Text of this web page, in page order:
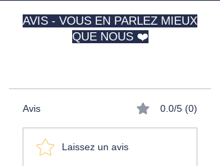
AVIS - VOUS EN PARLEZ MIEUX
QUE NOUS ❤️
Avis 0.0/5 (0)
Laissez un avis